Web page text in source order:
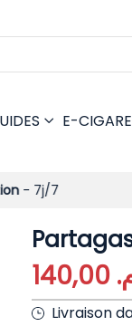
E-
140,00
Livraison